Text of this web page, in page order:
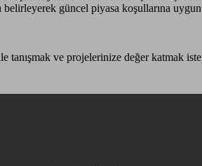
güncel piyasa koşullarına
tanışmak ve projelerinize değer katmak